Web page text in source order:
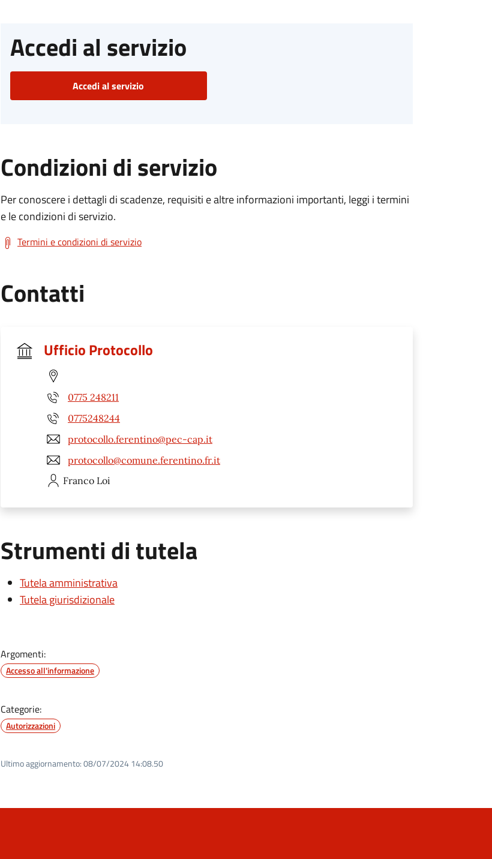
Accedi al servizio
Accedi al servizio
Condizioni di servizio
Per conoscere i dettagli di scadenze, requisiti e altre informazioni importanti, leggi i termini
e le condizioni di servizio.
Termini e condizioni di servizio
Contatti
Ufficio Protocollo
0775 248211
0775248244
protocollo.ferentino@pec-cap.it
protocollo@comune.ferentino.fr.it
Franco Loi
Strumenti di tutela
Tutela amministrativa
Tutela giurisdizionale
Argomenti:
Accesso all'informazione
Categorie:
Autorizzazioni
Ultimo aggiornamento:08/07/2024 14:08.50